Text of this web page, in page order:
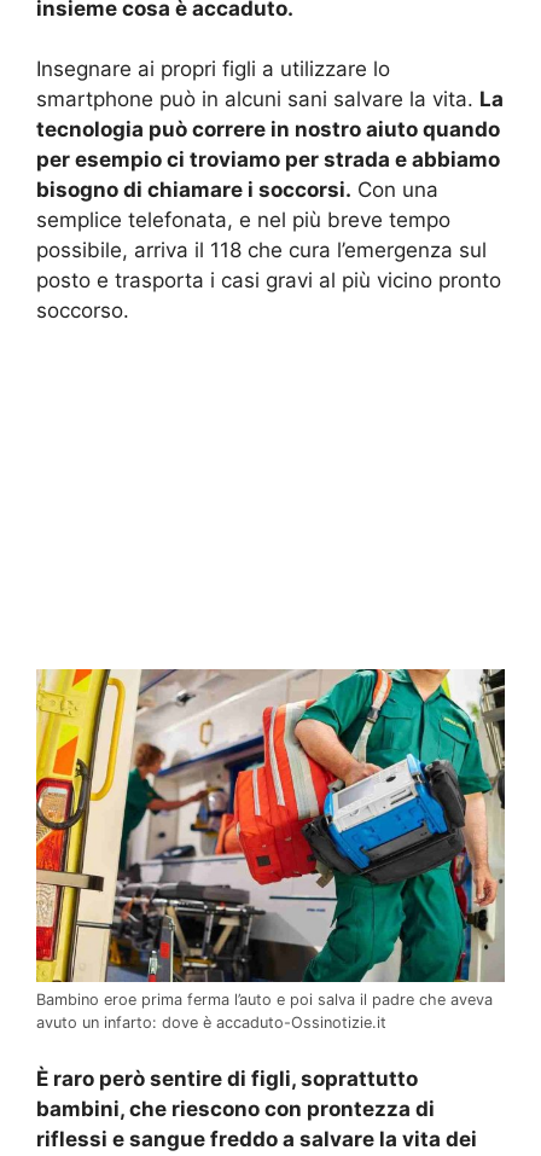
insieme cosa è accaduto.
Insegnare ai propri figli a utilizzare lo
smartphone può in alcuni sani salvare la vita. La
tecnologia può correre in nostro aiuto quando
per esempio ci troviamo per strada e abbiamo
bisogno di chiamare i soccorsi. Con una
semplice telefonata, e nel più breve tempo
possibile, arriva il 118 che cura l’emergenza sul
posto e trasporta i casi gravi al più vicino pronto
soccorso.
Bambino eroe prima ferma l’auto e poi salva il padre che aveva
avuto un infarto: dove è accaduto-Ossinotizie.it
È raro però sentire di figli, soprattutto
bambini, che riescono con prontezza di
riflessi e sangue freddo a salvare la vita dei